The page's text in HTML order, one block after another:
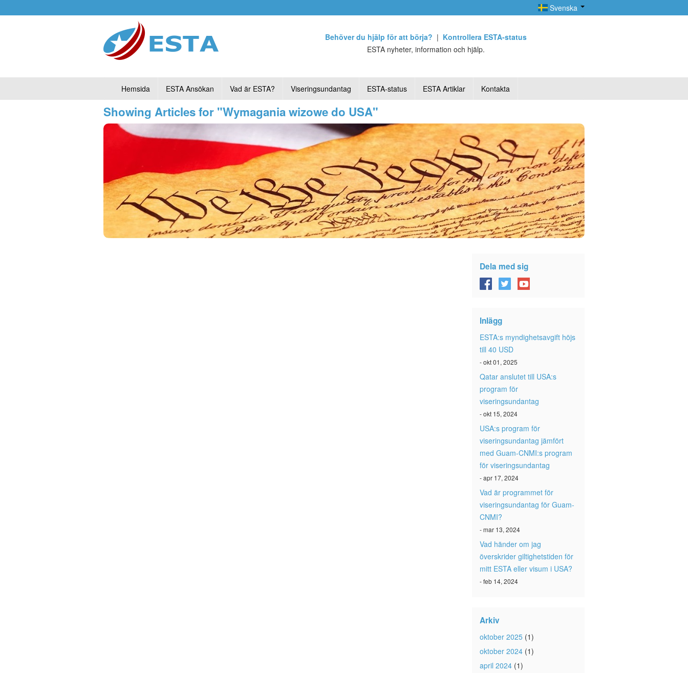
Svenska
Behöver du hjälp för att börja? | Kontrollera ESTA-status
ESTA nyheter, information och hjälp.
Hemsida ESTA Ansökan Vad är ESTA? Viseringsundantag ESTA-status ESTA Artiklar Kontakta
Showing Articles for "Wymagania wizowe do USA"
Dela med sig
Inlägg
ESTA:s myndighetsavgift höjs
till 40 USD
- okt 01, 2025
Qatar anslutet till USA:s
program för
viseringsundantag
- okt 15, 2024
USA:s program för
viseringsundantag jämfört
med Guam-CNMI:s program
för viseringsundantag
- apr 17, 2024
Vad är programmet för
viseringsundantag för Guam-
CNMI?
- mar 13, 2024
Vad händer om jag
överskrider giltighetstiden för
mitt ESTA eller visum i USA?
- feb 14, 2024
Arkiv
oktober 2025 (1)
oktober 2024 (1)
april 2024 (1)